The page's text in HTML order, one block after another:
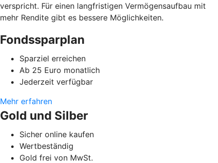
verspricht. Für einen langfristigen Vermögensaufbau mit
mehr Rendite gibt es bessere Möglichkeiten.
Fondssparplan
Sparziel erreichen
Ab 25 Euro monatlich
Jederzeit verfügbar
Mehr erfahren
Gold und Silber
Sicher online kaufen
Wertbeständig
Gold frei von MwSt.